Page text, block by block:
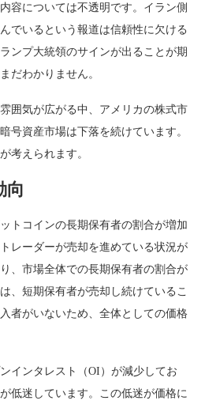
容については不透明です。イラン側
でいるという報道は信頼性に欠ける
ンプ大統領のサインが出ることが期
だわかりません。
囲気が広がる中、アメリカの株式市
号資産市場は下落を続けています。
考えられます。
向
トコインの長期保有者の割合が増加
レーダーが売却を進めている状況が
、市場全体での長期保有者の割合が
、短期保有者が売却し続けているこ
者がいないため、全体としての価格
インタレスト（OI）が減少してお
低迷しています。この低迷が価格に